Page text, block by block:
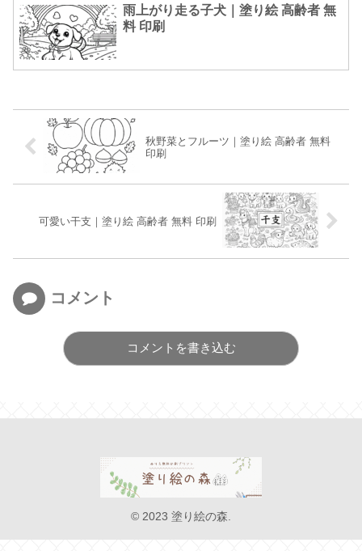
雨上がり走る子犬｜塗り絵 高齢者 無
料 印刷
秋野菜とフルーツ｜塗り絵 高齢者 無料
印刷
可愛い干支｜塗り絵 高齢者 無料 印刷
コメント
コメントを書き込む
© 2023 塗り絵の森.